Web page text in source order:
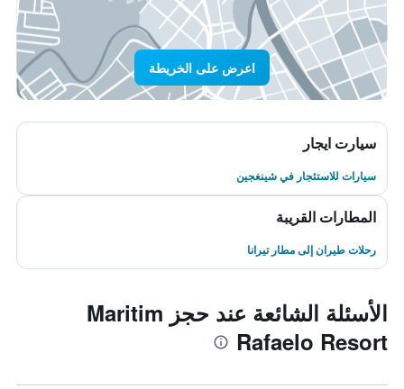
اعرض على الخريطة
سيارت ايجار
سيارات للاستئجار في شينغجين
المطارات القريبة
رحلات طيران إلى مطار تيرانا
الأسئلة الشائعة عند حجز Maritim
Rafaelo Resort